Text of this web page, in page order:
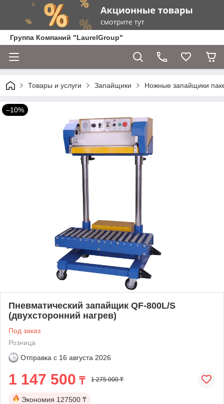
Группа Компаний "LaurelGroup"
Товары и услуги Запайщики Ножные запайщики
–10%
Пневматический запайщик QF-800L/S
(двухсторонний нагрев)
Под заказ
Розница
Отправка с 16 августа 2026
1 147 500 ₸ 1 275 000 ₸
Экономия 127500 ₸